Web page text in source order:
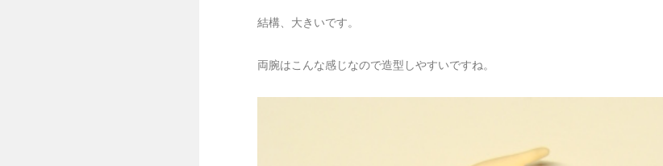
結構、大きいです。
両腕はこんな感じなので造型しやすいですね。